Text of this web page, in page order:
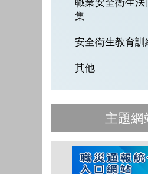
職業安全衛生法
集
安全衛生教育訓
其他
主題網